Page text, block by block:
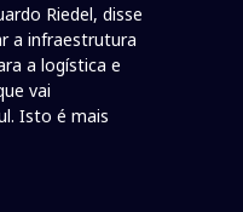
Riedel, disse
a infraestrutura
a logística e
vai
Isto é mais